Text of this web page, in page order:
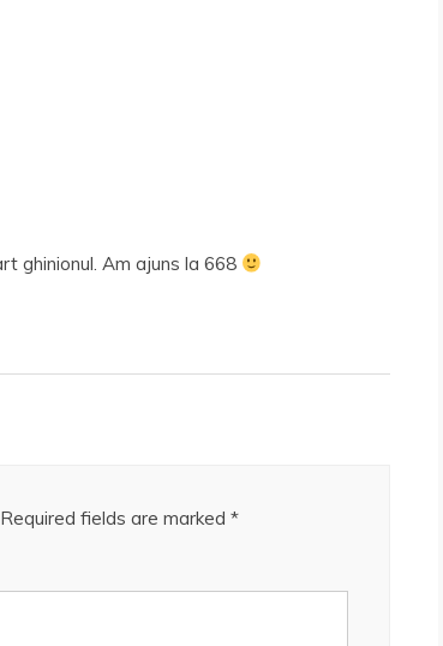
ghinionul. Am ajuns la 668
Required fields are marked *